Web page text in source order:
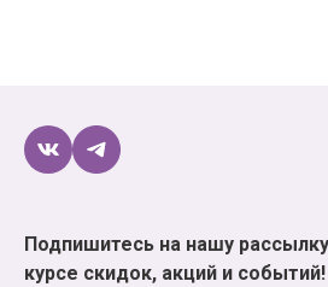
Подпишитесь на нашу
курсе скидок, акций и событий!